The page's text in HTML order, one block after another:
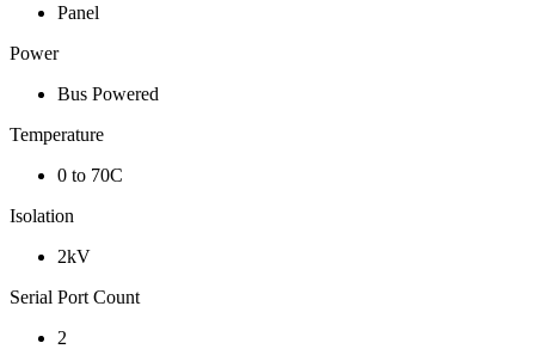
Panel
Power
Bus Powered
Temperature
0 to 70C
Isolation
2kV
Serial Port Count
2